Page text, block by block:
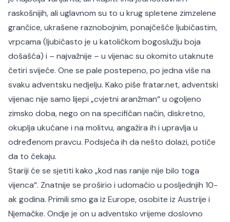
raskošnijih, ali uglavnom su to u krug spletene zimzelene
grančice, ukrašene raznobojnim, ponajčešće ljubičastim,
vrpcama (ljubičasto je u katoličkom bogoslužju boja
došašća) i – najvažnije – u vijenac su okomito utaknute
četiri svijeće. One se pale postepeno, po jedna više na
svaku adventsku nedjelju. Kako piše fratar.net, adventski
vijenac nije samo lijepi „cvjetni aranžman“ u ogoljeno
zimsko doba, nego on na specifičan način, diskretno,
okuplja ukućane i na molitvu, angažira ih i upravlja u
određenom pravcu. Podsjeća ih da nešto dolazi, potiče
da to čekaju.
Stariji će se sjetiti kako „kod nas ranije nije bilo toga
vijenca“. Znatnije se proširio i udomaćio u posljednjih 10-
ak godina. Primili smo ga iz Europe, osobite iz Austrije i
Njemačke. Ondje je on u adventsko vrijeme doslovno